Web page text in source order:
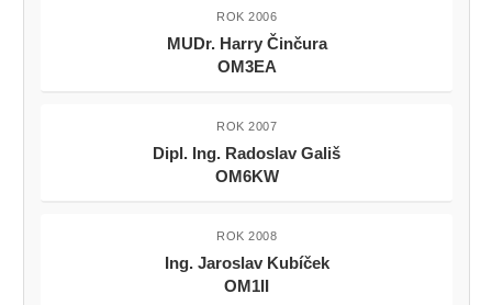
ROK 2006
MUDr. Harry Činčura
OM3EA
ROK 2007
Dipl. Ing. Radoslav Gališ
OM6KW
ROK 2008
Ing. Jaroslav Kubíček
OM1II